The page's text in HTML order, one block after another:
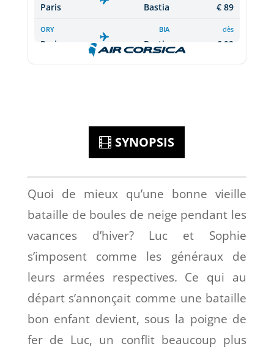
SYNOPSIS
Quoi de mieux qu’une bonne vieille
bataille de boules de neige pendant les
vacances d’hiver? Luc et Sophie
s’imposent comme les généraux de
leurs armées respectives. Ce qui au
départ s’annonçait comme une bataille
bon enfant devient, sous la poigne de
fer de Luc, un conflit beaucoup plus